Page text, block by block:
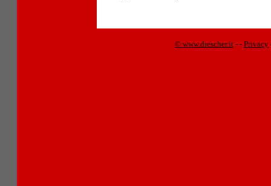
© www.drescher.it - - Privacy